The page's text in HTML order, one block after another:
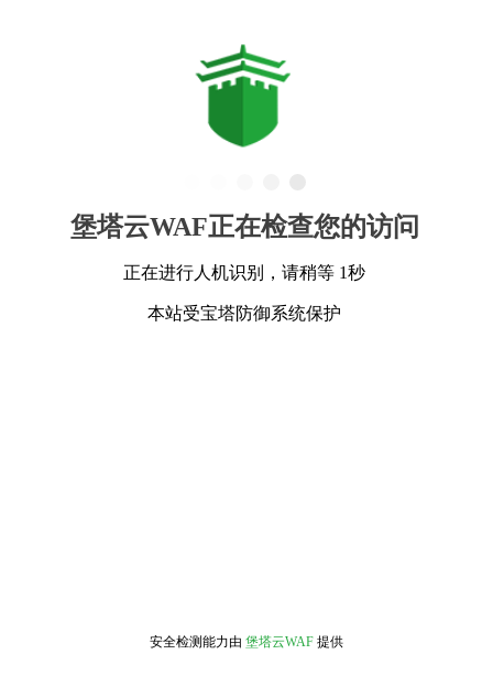
堡塔云WAF正在检查您的访问
正在进行人机识别，请稍等 1秒
本站受宝塔防御系统保护
安全检测能力由 堡塔云WAF 提供